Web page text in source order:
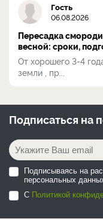
Гость
06.08.2026
Пересадка
весной: сроки,
От хорошего 3-4
земли , пр...
Подписаться на
Подписываясь на
персональных
С Политикой